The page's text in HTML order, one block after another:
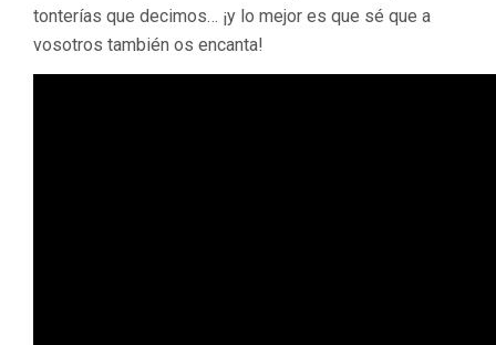
tonterías que decimos… ¡y lo mejor es que sé que a
vosotros también os encanta!